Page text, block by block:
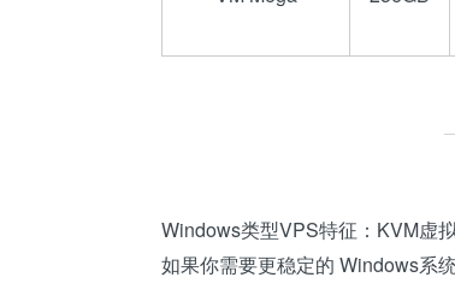
Windows类型VPS特征：KVM虚
如果你需要更稳定的 Windows系